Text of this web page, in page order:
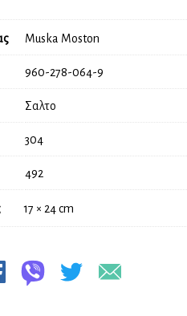
17 × 24 cm
Muska Moston
960-278-064-9
Σαλτο
304
492